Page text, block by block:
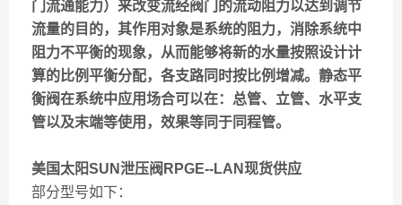
门流通能力）来改变流经阀门的流动阻力以达到调节
流量的目的，其作用对象是系统的阻力，消除系统中
阻力不平衡的现象，从而能够将新的水量按照设计计
算的比例平衡分配，各支路同时按比例增减。静态平
衡阀在系统中应用场合可以在：总管、立管、水平支
管以及末端等使用，效果等同于同程管。
美国太阳SUN泄压阀RPGE--LAN现货供应
部分型号如下：